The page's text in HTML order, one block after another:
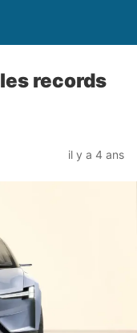
records
il y a 4 ans